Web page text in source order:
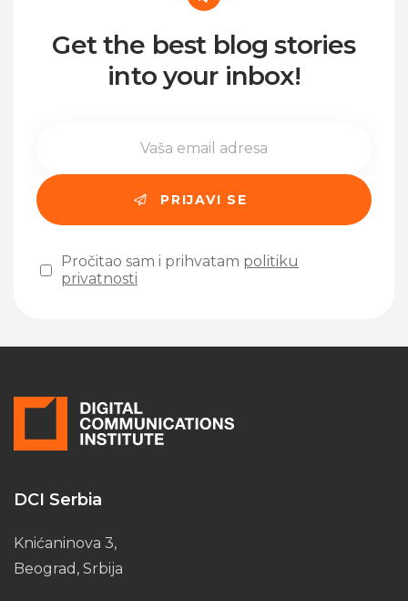
Get the best blog stories
into your inbox!
Pročitao sam i prihvatam politiku
privatnosti
DCI Serbia
Knićaninova 3,
Beograd, Srbija